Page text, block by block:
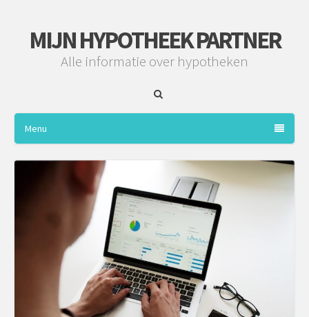
MIJN HYPOTHEEK PARTNER
Alle informatie over hypotheken
Menu